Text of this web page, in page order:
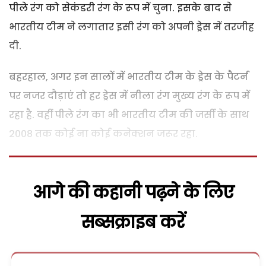
पीले रंग को सेकंडरी रंग के रूप में चुना. इसके बाद से
भारतीय टीम ने लगातार इसी रंग को अपनी ड्रेस में तरजीह
दी.
बहरहाल, अगर इन सालों में भारतीय टीम के ड्रेस के पैटर्न
पर नजर दौड़ाएं तो हर ड्रेस में नीला रंग मुख्य रंग के रूप में
रहा है. वहीं पीले रंग का भी भारतीय टीम की जर्सी के साथ
2008 तक कोई ना कोई कनेक्शन जरूर रहा.
आगे की कहानी पढ़ने के लिए
सब्सक्राइब करें